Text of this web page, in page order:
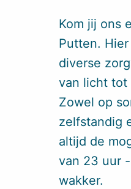
Kom jij ons
Putten.
diverse
van licht tot
Zowel op
zelfstandig
altijd de
van 23 uur
wakker.